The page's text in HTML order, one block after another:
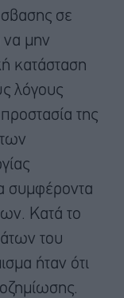
σε
να μην
κατάσταση
λόγους
της
συμφέροντα
Κατά το
του
ήταν ότι